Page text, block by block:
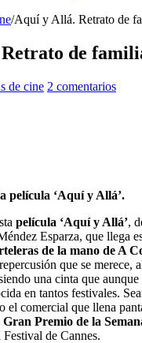
/Aquí y Allá. Retrato de
de
de cine 2 comentarios
película ‘Aquí y Allá’.
película ‘Aquí y Allá’,
Esparza, que llega
de la mano de A
que se merece,
una cinta que
en tantos festivales.
el comercial que llena
Gran Premio de la
de Cannes.